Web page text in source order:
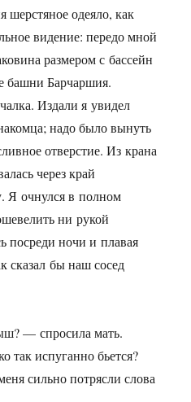
шерстяное одеяло, как
видение: передо мной
размером с бассейн
башни Барчаршия.
Издали я увидел
надо было вынуть
отверстие. Из крана
через край
Я очнулся в полном
ни рукой
посреди ночи и плавая
сказал бы наш сосед
— спросила мать.
так испуганно бьется?
сильно потрясли слова